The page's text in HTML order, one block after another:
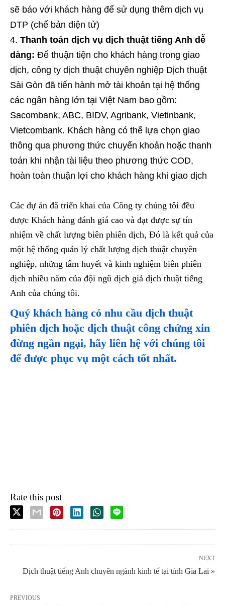
sẽ báo với khách hàng để sử dụng thêm dịch vụ
DTP (chế bản điện tử)
Thanh toán dịch vụ dịch thuật tiếng Anh dễ
dàng: Để thuận tiện cho khách hàng trong giao
dịch, công ty dịch thuật chuyên nghiệp Dịch thuật
Sài Gòn đã tiến hành mở tài khoản tại hệ thống
các ngân hàng lớn tại Việt Nam bao gồm:
Sacombank, ABC, BIDV, Agribank, Vietinbank,
Vietcombank. Khách hàng có thể lựa chọn giao
thông qua phương thức chuyển khoản hoặc thanh
toán khi nhận tài liệu theo phương thức COD,
hoàn toàn thuận lợi cho khách hàng khi giao dịch
Các dự án đã triển khai của Công ty chúng tôi đều
được Khách hàng đánh giá cao và đạt được sự tín
nhiệm về chất lượng biên phiên dịch, Đó là kết quả của
một hệ thống quản lý chất lượng dịch thuật chuyên
nghiệp, những tâm huyết và kinh nghiệm biên phiên
dịch nhiều năm của đội ngũ dịch giả dịch thuật tiếng
Anh của chúng tôi.
Quý khách hàng có nhu cầu dịch thuật
phiên dịch hoặc dịch thuật công chứng xin
đừng ngần ngại, hãy liên hệ với chúng tôi
để được phục vụ một cách tốt nhất.
Rate this post
NEXT
Dịch thuật tiếng Anh chuyên ngành kinh tế tại tỉnh Gia Lai »
PREVIOUS